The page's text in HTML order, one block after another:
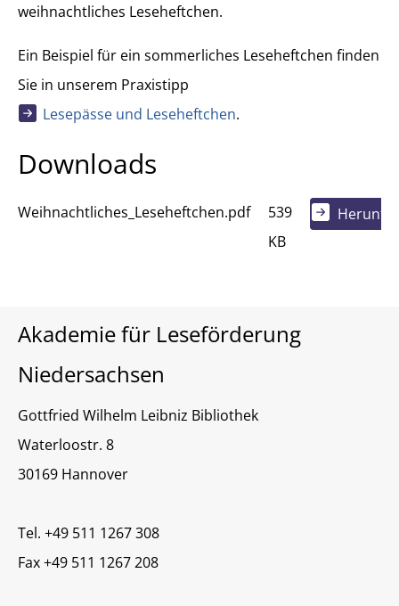
weihnachtliches Leseheftchen.
Ein Beispiel für ein sommerliches Leseheftchen finden
Sie in unserem Praxistipp
Lesepässe und Leseheftchen.
Downloads
Weihnachtliches_Leseheftchen.pdf
539
KB
Akademie für Leseförderung
Niedersachsen
Gottfried Wilhelm Leibniz Bibliothek
Waterloostr. 8
30169 Hannover
Tel. +49 511 1267 308
Fax +49 511 1267 208